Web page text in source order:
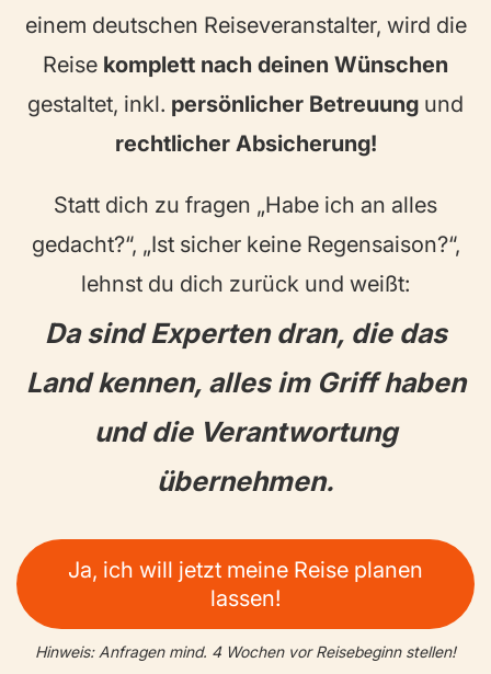
einem deutschen Reiseveranstalter, wird die
Reise komplett nach deinen Wünschen
gestaltet, inkl. persönlicher Betreuung und
rechtlicher Absicherung!
Statt dich zu fragen „Habe ich an alles
gedacht?“, „Ist sicher keine Regensaison?“,
lehnst du dich zurück und weißt:
Da sind Experten dran, die das
Land kennen, alles im Griff haben
und die Verantwortung
übernehmen.
Ja, ich will jetzt meine Reise planen
lassen!
Hinweis: Anfragen mind. 4 Wochen vor Reisebeginn stellen!